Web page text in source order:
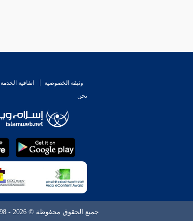
وثيقة الخصوصية اتفاقية الخدمة
نحن
جميع الحقوق محفوظة © 2026 - 1998 لشبكة إسلام ويب